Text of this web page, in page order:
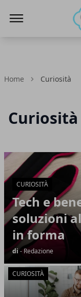
Home Curiosità
Curiosità
Articoli in Evidenza
CURIOSITÀ
Tech e
soluzioni
in forma
di- Redazione
CURIOSITÀ